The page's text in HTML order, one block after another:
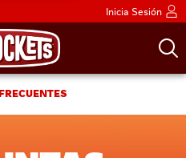
Inicia Sesión